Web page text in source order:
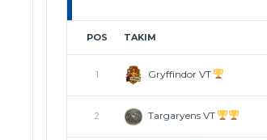
POS TAKIM
1 Gryffindor VT
2 Targaryens VT